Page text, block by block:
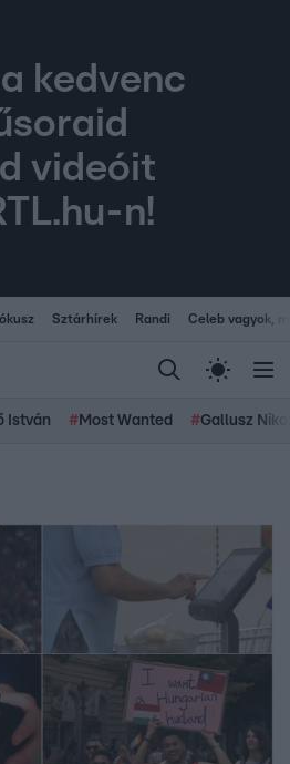
kedvenc
videóit
n!
Sztárhírek Randi Celeb vagyok,
István # Most Wanted #Gallusz